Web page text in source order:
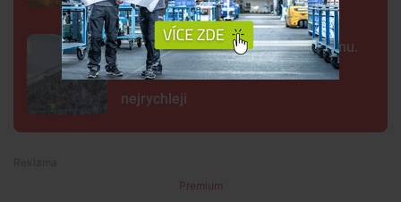
Kraj nabízí za Dynamo 32,55 milionu.
Převod akcií chce dokončit co
nejrychleji
Premium